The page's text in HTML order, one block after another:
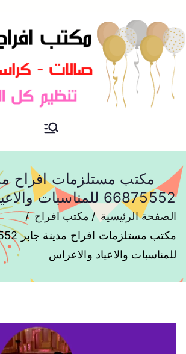
مكتب افراح
مكتب مستلزمات افراح
66875552 للمناسبات والاعياد والاعراس
الصفحة الرئيسية
مكتب افراح
مكتب
للمناسبات والاعياد والاعراس